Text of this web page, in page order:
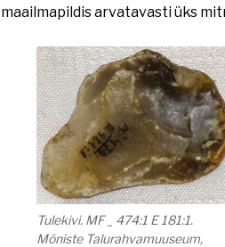
maailmapildis arvatavasti üks
Tulekivi. MF _ 474:1 E 181:1.
Mõniste Talurahvamuuseum,